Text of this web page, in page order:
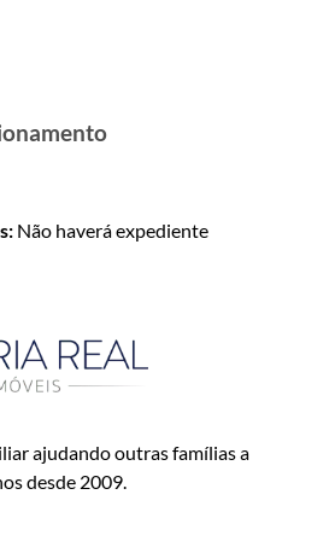
Não haverá expediente
ajudando outras famílias a
desde 2009.